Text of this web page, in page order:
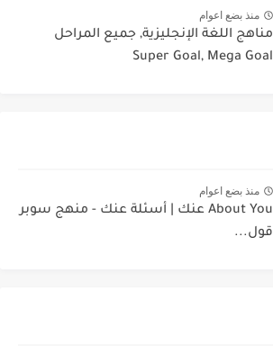
منذ بضع اعوام
مناهج اللغة الإنجليزية, جميع المراحل
Super Goal, Mega Goal
منذ بضع اعوام
About You عنك | أسئلة عنك - منهج سوبر
قول...